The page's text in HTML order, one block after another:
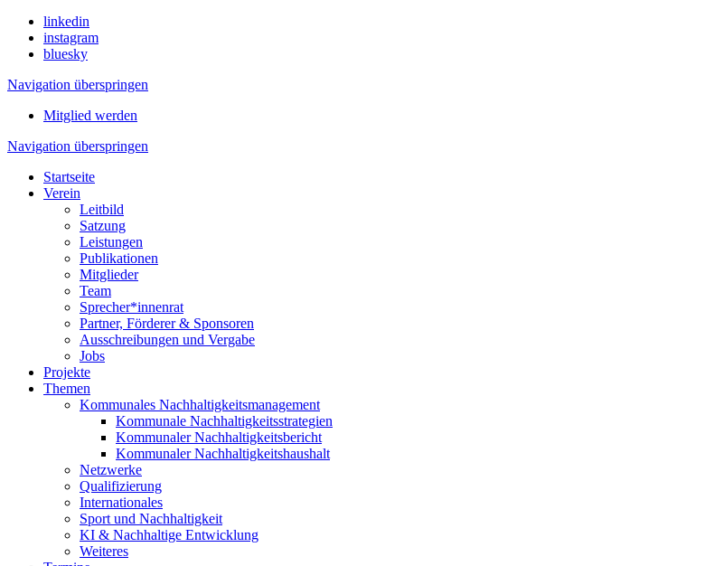
linkedin
instagram
bluesky
Navigation überspringen
Mitglied werden
Navigation überspringen
Startseite
Verein
Leitbild
Satzung
Leistungen
Publikationen
Mitglieder
Team
Sprecher*innenrat
Partner, Förderer & Sponsoren
Ausschreibungen und Vergabe
Jobs
Projekte
Themen
Kommunales Nachhaltigkeitsmanagement
Kommunale Nachhaltigkeitsstrategien
Kommunaler Nachhaltigkeitsbericht
Kommunaler Nachhaltigkeitshaushalt
Netzwerke
Qualifizierung
Internationales
Sport und Nachhaltigkeit
KI & Nachhaltige Entwicklung
Weiteres